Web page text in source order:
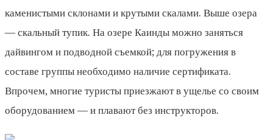
каменистыми склонами и крутыми скалами. Выше озера
— скальный тупик. На озере Каинды можно заняться
дайвингом и подводной съемкой; для погружения в
составе группы необходимо наличие сертификата.
Впрочем, многие туристы приезжают в ущелье со своим
оборудованием — и плавают без инструкторов.